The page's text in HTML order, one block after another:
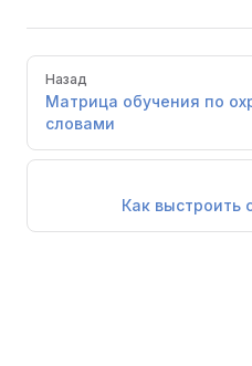
Pager
Назад
Матрица обучения по
словами
Как выстроить